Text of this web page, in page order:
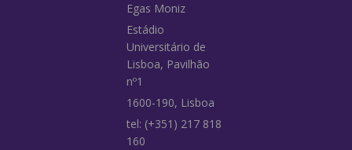
Egas Moniz
Estádio
Universitário de
Lisboa, Pavilhão
nº1
1600-190, Lisboa
tel: (+351) 217 818
160